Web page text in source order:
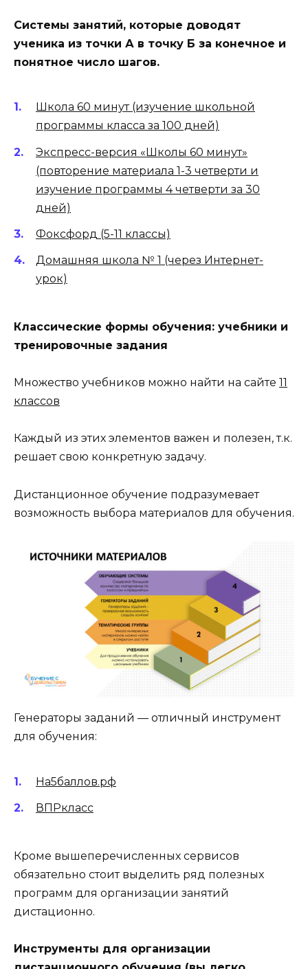
Системы занятий, которые доводят
ученика из точки А в точку Б за конечное и
понятное число шагов.
Школа 60 минут (изучение школьной
программы класса за 100 дней)
Экспресс-версия «Школы 60 минут»
(повторение материала 1-3 четверти и
изучение программы 4 четверти за 30
дней)
Фоксфорд (5-11 классы)
Домашняя школа № 1 (через Интернет-
урок)
Классические формы обучения: учебники и
тренировочные задания
Множество учебников можно найти на сайте 11
классов
Каждый из этих элементов важен и полезен, т.к.
решает свою конкретную задачу.
Дистанционное обучение подразумевает
возможность выбора материалов для обучения.
Генераторы заданий — отличный инструмент
для обучения:
На5баллов.рф
ВПРкласс
Кроме вышеперечисленных сервисов
обязательно стоит выделить ряд полезных
программ для организации занятий
дистационно.
Инструменты для организации